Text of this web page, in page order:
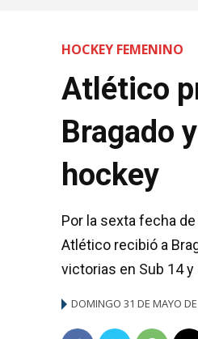
HOCKEY FEMENINO
Atlético
Bragado
hockey
Por la sexta fecha
Atlético recibió a
victorias en Sub 14
DOMINGO 31 DE MAYO